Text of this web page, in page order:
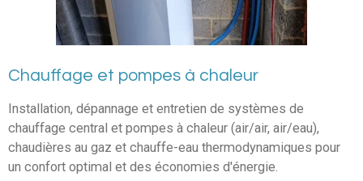
Chauffage et pompes à chaleur
Installation, dépannage et entretien de systèmes de
chauffage central et pompes à chaleur (air/air, air/eau),
chaudières au gaz et chauffe-eau thermodynamiques pour
un confort optimal et des économies d'énergie.